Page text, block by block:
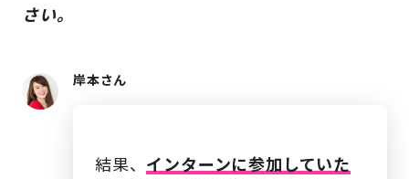
さい。
岸本さん
結果、 インターンに参加していた